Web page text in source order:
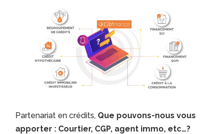
Partenariat en crédits, Que pouvons-nous vous
apporter : Courtier, CGP, agent immo, etc…?